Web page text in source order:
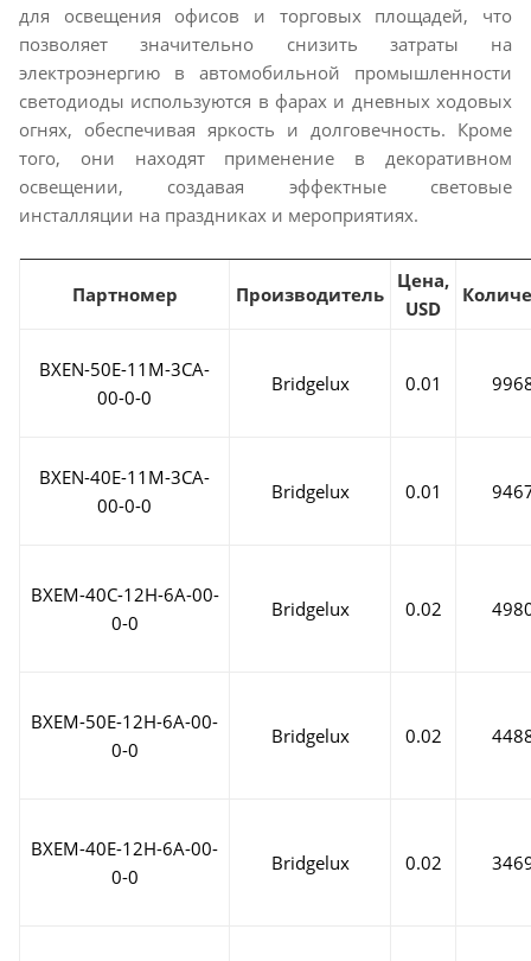
для освещения офисов и торговых площадей, что
позволяет значительно снизить затраты на
электроэнергию в автомобильной промышленности
светодиоды используются в фарах и дневных ходовых
огнях, обеспечивая яркость и долговечность. Кроме
того, они находят применение в декоративном
освещении, создавая эффектные световые
инсталляции на праздниках и мероприятиях.
Партномер Производитель
Цена,
USD
BXEN-50E-11M-3CA-
00-0-0
Bridgelux 0.01
BXEN-40E-11M-3CA-
00-0-0
Bridgelux 0.01
BXEM-40C-12H-6A-00-
0-0
Bridgelux 0.02
BXEM-50E-12H-6A-00-
0-0
Bridgelux 0.02
BXEM-40E-12H-6A-00-
0-0
Bridgelux 0.02